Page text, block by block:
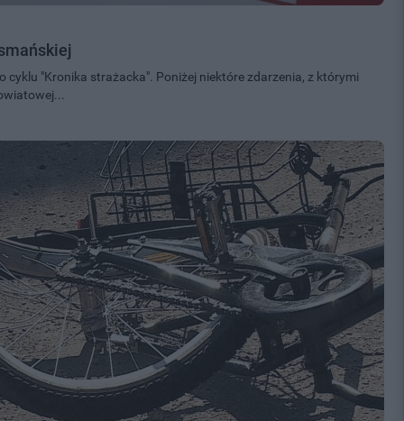
cyklu "Kronika strażacka". Poniżej niektóre zdarzenia, z którymi